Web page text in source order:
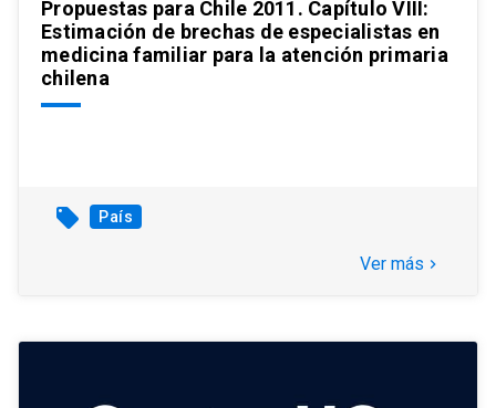
Propuestas para Chile 2011. Capítulo VIII:
Estimación de brechas de especialistas en
medicina familiar para la atención primaria
chilena
local_offer País
Ver más keyboard_arrow_right